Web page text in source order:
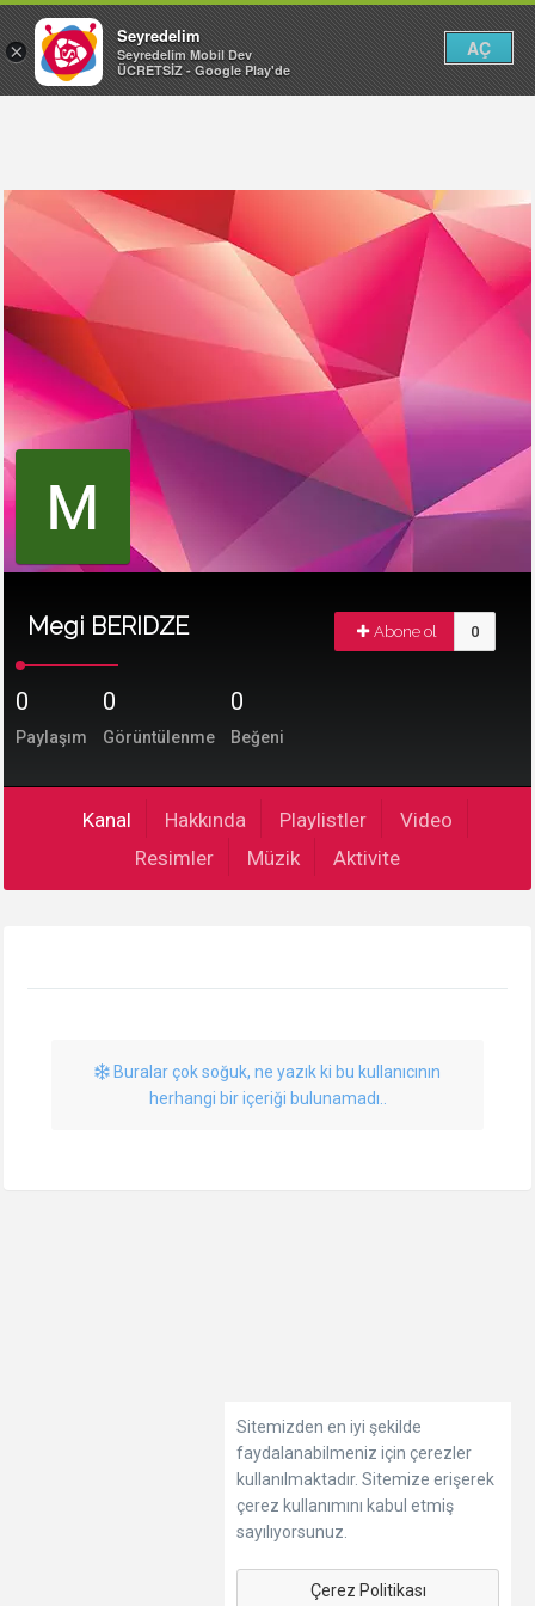
Megi BERIDZE Abone ol 0
0
Paylaşım
0
Görüntülenme
0
Beğeni
Kanal Hakkında Playlistler
Video
Resimler
Müzik Aktivite
Buralar çok soğuk, ne yazık ki bu kullanıcının
herhangi bir içeriği bulunamadı..
Sitemizden en iyi şekilde
faydalanabilmeniz için çerezler
kullanılmaktadır. Sitemize erişerek
çerez kullanımını kabul etmiş
sayılıyorsunuz.
Çerez Politikası
×
Seyredelim
Seyredelim Mobil Dev
ÜCRETSİZ - Google Play'de
AÇ